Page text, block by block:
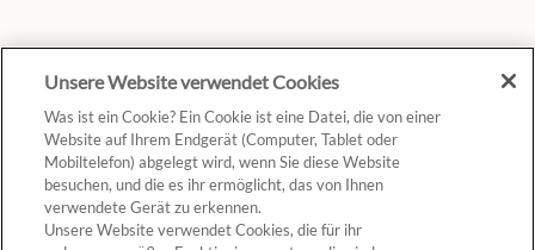
Unsere Website verwendet Cookies
Was ist ein Cookie? Ein Cookie ist eine Datei, die von einer
Website auf Ihrem Endgerät (Computer, Tablet oder
Mobiltelefon) abgelegt wird, wenn Sie diese Website
besuchen, und die es ihr ermöglicht, das von Ihnen
verwendete Gerät zu erkennen.
Unsere Website verwendet Cookies, die für ihr